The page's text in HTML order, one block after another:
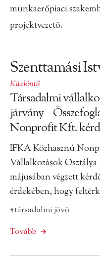
munkaerőpiaci
projektvezető.
Szenttamási
Kitekintő
Társadalmi
járvány –
Nonprofit Kft.
IFKA Közhasznú
Vállalkozások Osztálya
májusában végzett
érdekében, hogy
#társadalmi jövő
Tovább